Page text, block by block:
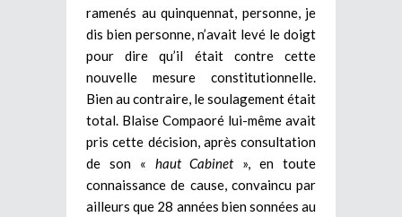
ramenés au quinquennat, personne, je
dis bien personne, n’avait levé le doigt
pour dire qu’il était contre cette
nouvelle mesure constitutionnelle.
Bien au contraire, le soulagement était
total. Blaise Compaoré lui-même avait
pris cette décision, après consultation
de son « haut Cabinet », en toute
connaissance de cause, convaincu par
ailleurs que 28 années bien sonnées au